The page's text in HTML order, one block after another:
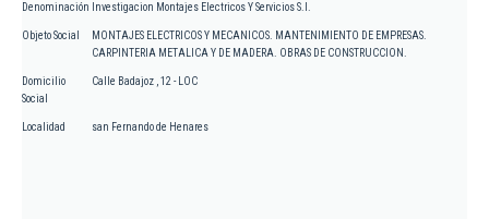
Denominación Investigacion Montajes Electricos Y Servicios S.l.
Objeto Social
MONTAJES ELECTRICOS Y MECANICOS. MANTENIMIENTO DE EMPRESAS.
CARPINTERIA METALICA Y DE MADERA. OBRAS DE CONSTRUCCION.
Domicilio
Social
Calle Badajoz , 12 - LOC
Localidad san Fernando de Henares